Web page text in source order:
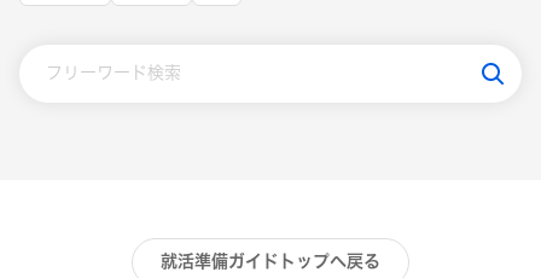
就活準備ガイドトップへ戻る